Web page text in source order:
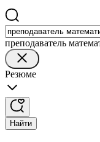
преподаватель
Резюме
Найти